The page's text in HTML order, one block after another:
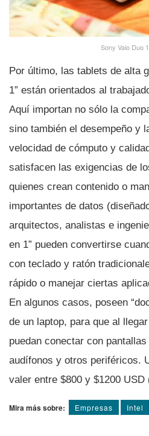
Sony Vaio Duo
Por último, las tablets de alta
1” están orientados al
Aquí­ importan no sólo la
sino también el desempeño y
velocidad de cómputo y
satisfacen las exigencias de
quienes crean contenido o
importantes de datos
arquitectos, analistas e
en 1” pueden convertirse
con teclado y ratón
rápido o manejar ciertas
En algunos casos, poseen
de un laptop, para que al
puedan conectar con
audí­fonos y otros periféricos.
valer entre $800 y $1200
Mira más sobre: Empresas Intel